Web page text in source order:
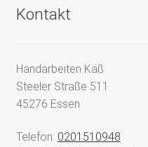
Kontakt
Handarbeiten Käß
Steeler Straße 511
45276 Essen
Telefon: 0201510948